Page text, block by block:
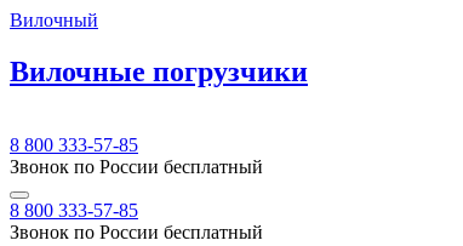
Вилочный
Вилочные погрузчики
8 800 333-57-85
Звонок по России бесплатный
8 800 333-57-85
Звонок по России бесплатный